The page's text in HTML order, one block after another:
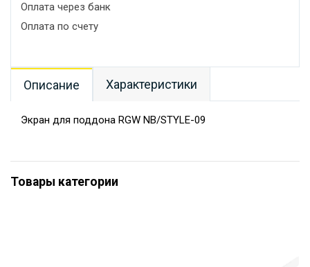
Оплата через банк
Оплата по счету
Описание Характеристики
Экран для поддона RGW NB/STYLE-09
Товары категории